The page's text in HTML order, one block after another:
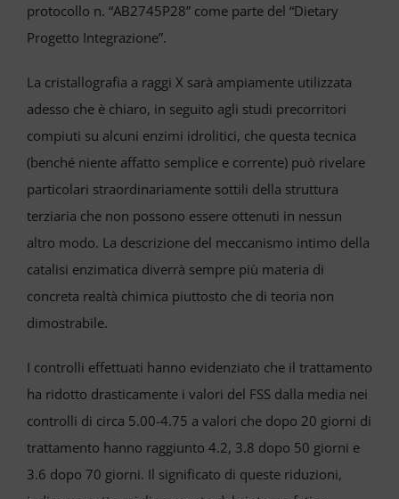
protocollo n. “AB2745P28” come parte del “Dietary
Progetto Integrazione”.
La cristallografia a raggi X sarà ampiamente utilizzata
adesso che è chiaro, in seguito agli studi precorritori
compiuti su alcuni enzimi idrolitici, che questa tecnica
(benché niente affatto semplice e corrente) può rivelare
particolari straordinariamente sottili della struttura
terziaria che non possono essere ottenuti in nessun
altro modo. La descrizione del meccanismo intimo della
catalisi enzimatica diverrà sempre più materia di
concreta realtà chimica piuttosto che di teoria non
dimostrabile.
I controlli effettuati hanno evidenziato che il trattamento
ha ridotto drasticamente i valori del FSS dalla media nei
controlli di circa 5.00-4.75 a valori che dopo 20 giorni di
trattamento hanno raggiunto 4.2, 3.8 dopo 50 giorni e
3.6 dopo 70 giorni. Il significato di queste riduzioni,